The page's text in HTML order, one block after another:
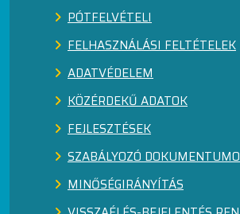
PÓTFELVÉTELI
FELHASZNÁLÁSI FELTÉTELEK
ADATVÉDELEM
KÖZÉRDEKŰ ADATOK
FEJLESZTÉSEK
SZABÁLYOZÓ
MINŐSÉGIRÁNYÍTÁS